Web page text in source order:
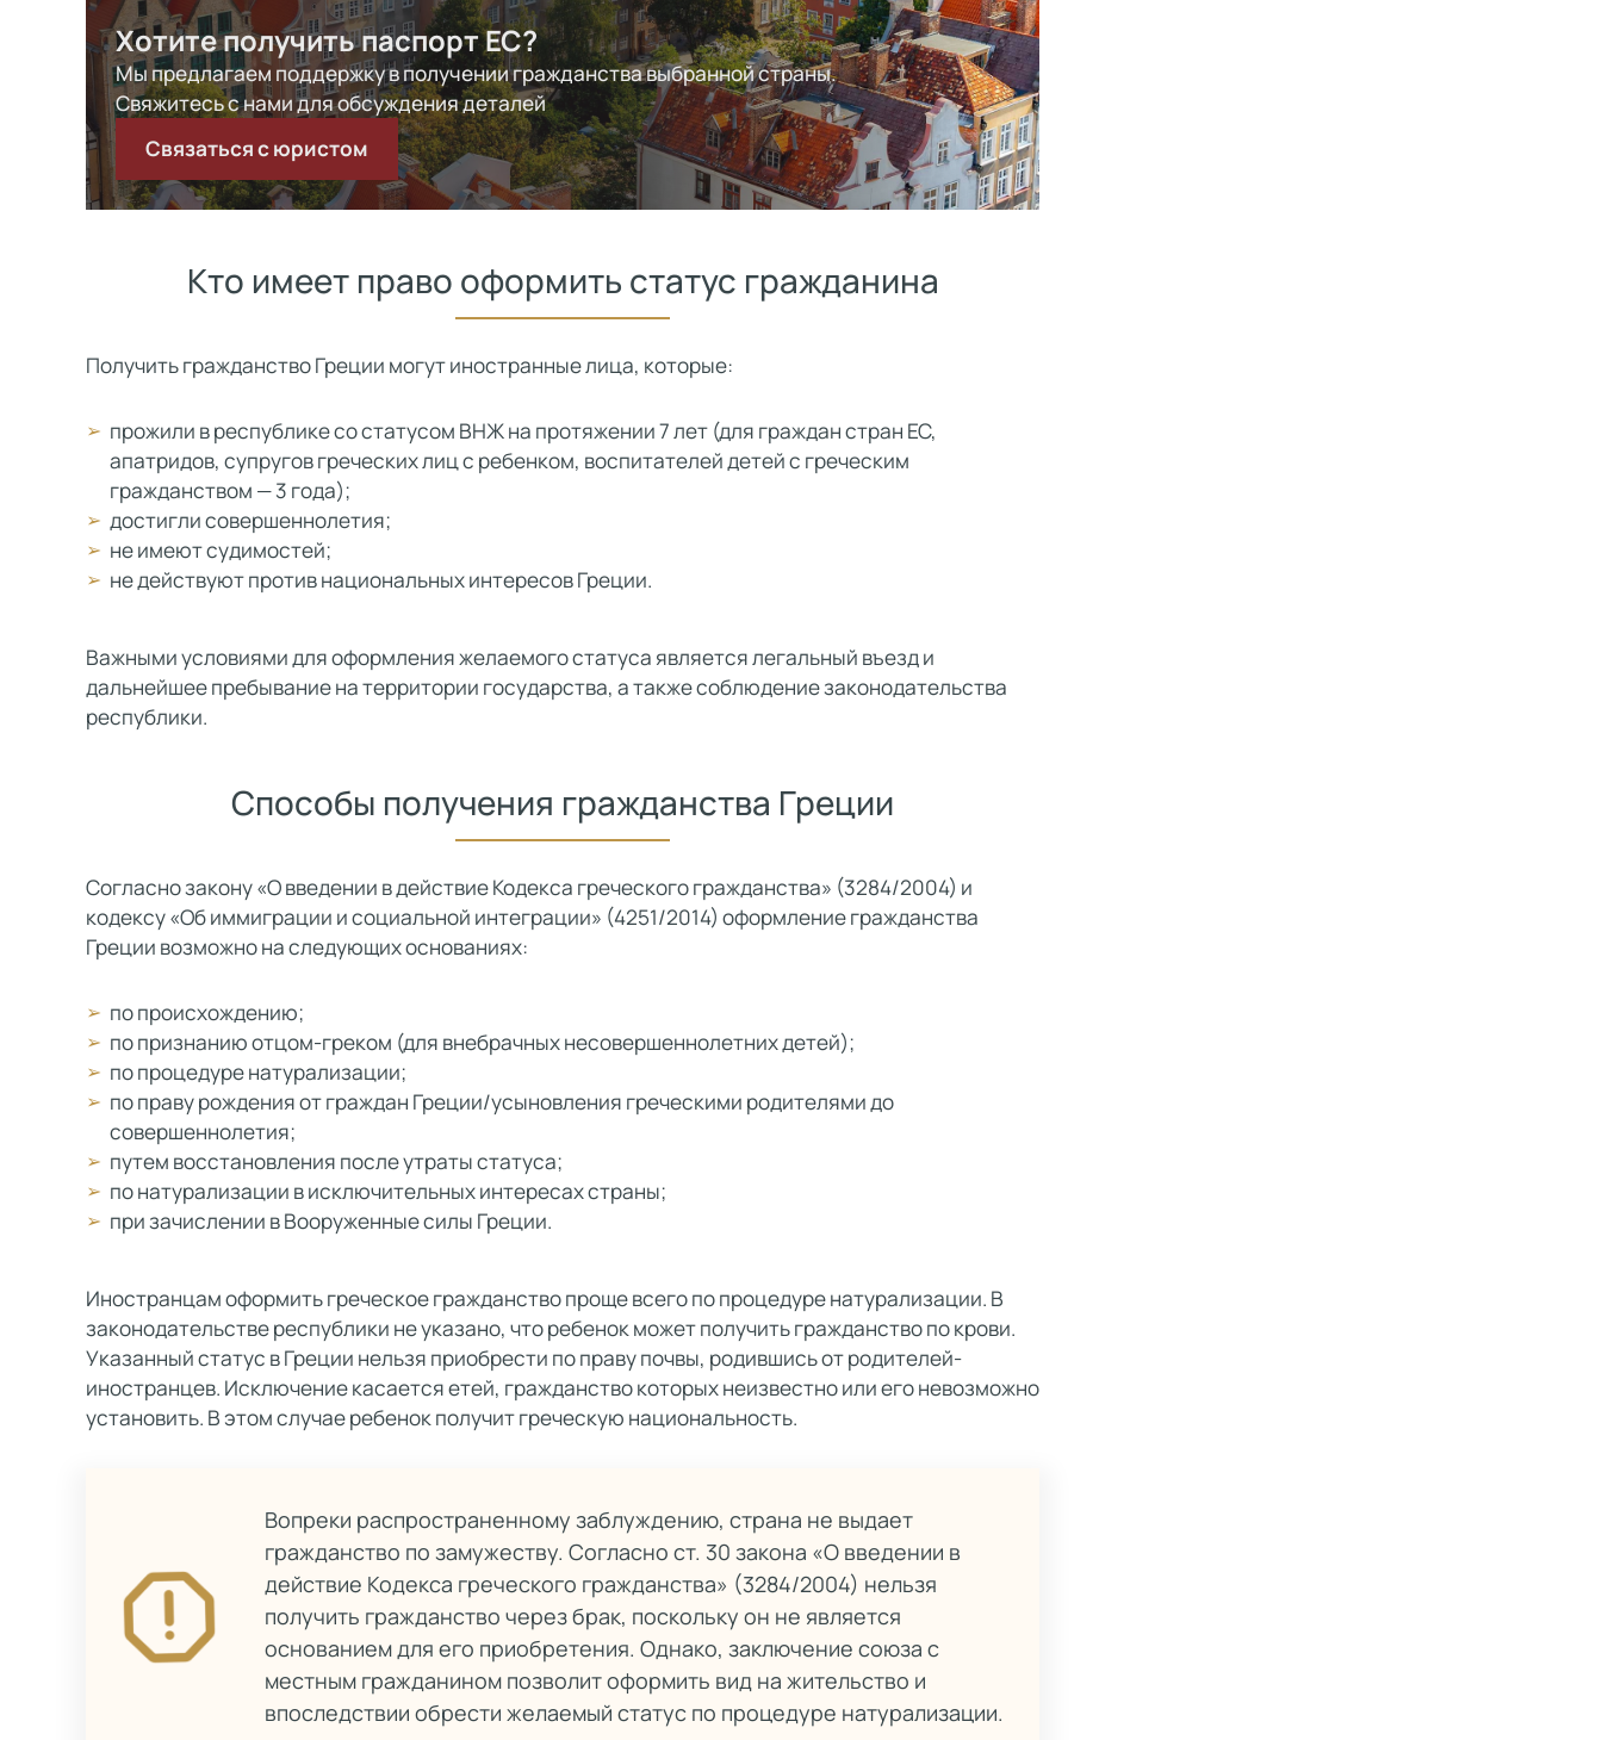
Хотите получить паспорт ЕС?
Мы предлагаем поддержку в получении гражданства выбранной страны.
Свяжитесь с нами для обсуждения деталей
Связаться с юристом
Кто имеет право оформить статус гражданина
Получить гражданство Греции могут иностранные лица, которые:
прожили в республике со статусом ВНЖ на протяжении 7 лет (для граждан стран ЕС,
апатридов, супругов греческих лиц с ребенком, воспитателей детей с греческим
гражданством — 3 года);
достигли совершеннолетия;
не имеют судимостей;
не действуют против национальных интересов Греции.
Важными условиями для оформления желаемого статуса является легальный въезд и
дальнейшее пребывание на территории государства, а также соблюдение законодательства
республики.
Способы получения гражданства Греции
Согласно закону «О введении в действие Кодекса греческого гражданства» (3284/2004) и
кодексу «Об иммиграции и социальной интеграции» (4251/2014) оформление гражданства
Греции возможно на следующих основаниях:
по происхождению;
по признанию отцом-греком (для внебрачных несовершеннолетних детей);
по процедуре натурализации;
по праву рождения от граждан Греции/усыновления греческими родителями до
совершеннолетия;
путем восстановления после утраты статуса;
по натурализации в исключительных интересах страны;
при зачислении в Вооруженные силы Греции.
Иностранцам оформить греческое гражданство проще всего по процедуре натурализации. В
законодательстве республики не указано, что ребенок может получить гражданство по крови.
Указанный статус в Греции нельзя приобрести по праву почвы, родившись от родителей-
иностранцев. Исключение касается етей, гражданство которых неизвестно или его невозможно
установить. В этом случае ребенок получит греческую национальность.
Вопреки распространенному заблуждению, страна не выдает
гражданство по замужеству. Согласно ст. 30 закона «О введении в
действие Кодекса греческого гражданства» (3284/2004) нельзя
получить гражданство через брак, поскольку он не является
основанием для его приобретения. Однако, заключение союза с
местным гражданином позволит оформить вид на жительство и
впоследствии обрести желаемый статус по процедуре натурализации.